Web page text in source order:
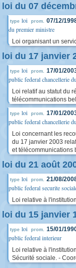
loi du 07
type loi prom. 07/12/
du premier ministre
Loi organisant un
loi du 17 janvier
type loi prom. 17/01/
public federal chancellerie
Loi relatif au statut du
télécommunications
type loi prom. 17/01/
public federal chancellerie
Loi concernant les
du 17 janvier 2003
et télécommunications
loi du 21 août
type loi prom. 21/08/
public federal securite
Loi relative à
loi du 15 janvier
type loi prom. 15/01/
public federal interieur
Loi relative à
Sécurité sociale. -